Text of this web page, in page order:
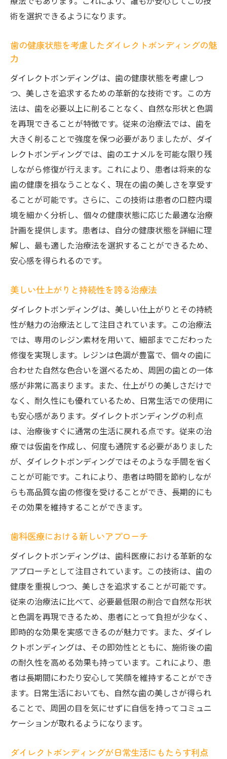
術を選択できるようになります。
歯の健康状態を考慮したダイレクトボンディングの魅
力
ダイレクトボンディングは、歯の健康状態を考慮しつ
つ、美しさを追求するための革新的な技術です。この方
法は、歯を必要以上に削ることなく、自然な形状と色調
を再現できることが特徴です。従来の治療法では、歯を
大きく削ることで強度を保つ必要がありましたが、ダイ
レクトボンディングでは、歯のエナメルを可能な限り残
しながら修復が行えます。これにより、患者は将来的な
歯の健康を損なうことなく、現在の歯の美しさを享受す
ることが可能です。さらに、この技術は患者の口腔内環
境を細かく分析し、個々の健康状態に応じた最適な治療
計画を提供します。患者は、自分の健康状態を詳細に理
解し、最も適した治療法を選択することができるため、
安心感を得られるのです。
美しい仕上がりと持続性を誇る治療法
ダイレクトボンディングは、美しい仕上がりとその持続
性が魅力の治療法として注目されています。この治療法
では、専用のレジン素材を用いて、細部までこだわった
修復を実現します。レジンは色調が豊富で、個々の歯に
合わせた自然な色合いを選べるため、周囲の歯との一体
感が非常に高まります。また、仕上がりの美しさだけで
なく、耐久性にも優れているため、日常生活での使用に
も安心感があります。ダイレクトボンディングの利点
は、治療後すぐに通常の生活に戻れる点です。従来の治
療では仮歯を作成し、何度も通院する必要がありました
が、ダイレクトボンディングではそのような手間を省く
ことが可能です。これにより、患者は時間を節約しなが
らも高品質な歯の修復を受けることができ、長期的にも
その効果を維持することができます。
歯科医療における新しいアプローチ
ダイレクトボンディングは、歯科医療における革新的な
アプローチとして注目されています。この技術は、歯の
健康を重視しつつ、美しさを追求することが可能です。
従来の治療法に比べて、必要最低限の削合で自然な形状
と色調を再現できるため、患者にとって負担が少なく、
即時的な効果を実感できるのが魅力です。また、ダイレ
クトボンディングは、その即効性とともに、施術後の歯
の耐久性を高める効果も持っています。これにより、患
者は長期間にわたり安心して笑顔を維持することができ
ます。日常生活においても、自然な歯の美しさが得られ
ることで、周囲の目を気にせずに自信を持ってコミュニ
ケーションが取れるようになります。
ダイレクトボンディングが日常生活にもたらす利点